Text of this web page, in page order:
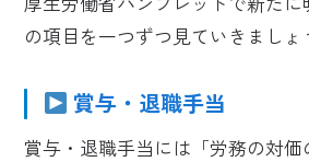
の項目を一つずつ見ていきましょ
賞与・退職手当
賞与・退職手当には「労務の対価